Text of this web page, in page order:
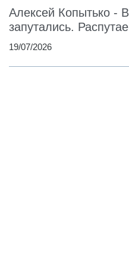
Алексей Копытько -
запутались.
19/07/2026